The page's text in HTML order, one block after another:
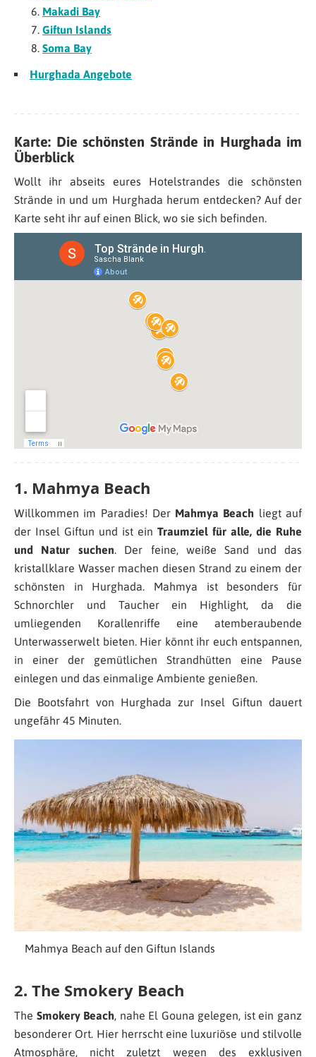
Makadi Bay
Giftun Islands
Soma Bay
Hurghada Angebote
Karte: Die schönsten Strände in Hurghada im
Überblick
Wollt ihr abseits eures Hotelstrandes die schönsten
Strände in und um Hurghada herum entdecken? Auf der
Karte seht ihr auf einen Blick, wo sie sich befinden.
1. Mahmya Beach
Willkommen im Paradies! Der Mahmya Beach liegt auf
der Insel Giftun und ist ein Traumziel für alle, die Ruhe
und Natur suchen. Der feine, weiße Sand und das
kristallklare Wasser machen diesen Strand zu einem der
schönsten in Hurghada. Mahmya ist besonders für
Schnorchler und Taucher ein Highlight, da die
umliegenden Korallenriffe eine atemberaubende
Unterwasserwelt bieten. Hier könnt ihr euch entspannen,
in einer der gemütlichen Strandhütten eine Pause
einlegen und das einmalige Ambiente genießen.
Die Bootsfahrt von Hurghada zur Insel Giftun dauert
ungefähr 45 Minuten.
Mahmya Beach auf den Giftun Islands
2. The Smokery Beach
The Smokery Beach, nahe El Gouna gelegen, ist ein ganz
besonderer Ort. Hier herrscht eine luxuriöse und stilvolle
Atmosphäre, nicht zuletzt wegen des exklusiven